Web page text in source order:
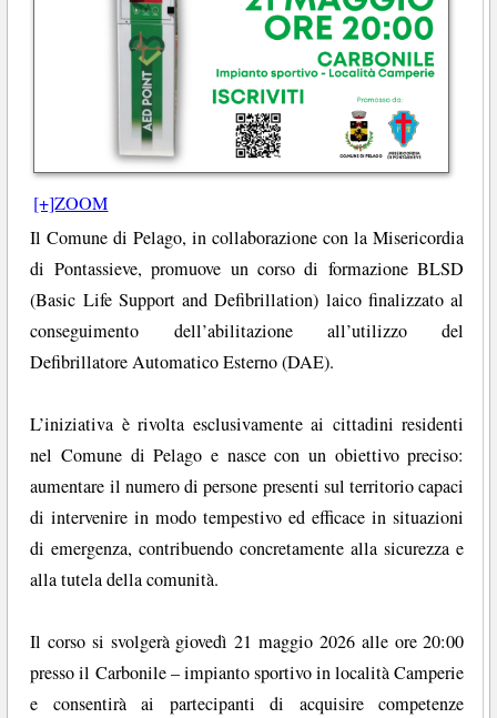
[+]ZOOM
Il Comune di Pelago, in collaborazione con la Misericordia
di Pontassieve, promuove un corso di formazione BLSD
(Basic Life Support and Defibrillation) laico finalizzato al
conseguimento dell’abilitazione all’utilizzo del
Defibrillatore Automatico Esterno (DAE).
L’iniziativa è rivolta esclusivamente ai cittadini residenti
nel Comune di Pelago e nasce con un obiettivo preciso:
aumentare il numero di persone presenti sul territorio capaci
di intervenire in modo tempestivo ed efficace in situazioni
di emergenza, contribuendo concretamente alla sicurezza e
alla tutela della comunità.
Il corso si svolgerà giovedì 21 maggio 2026 alle ore 20:00
presso il Carbonile – impianto sportivo in località Camperie
e consentirà ai partecipanti di acquisire competenze